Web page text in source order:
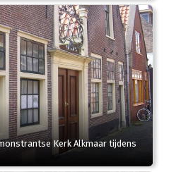
Kerk Alkmaar tijdens